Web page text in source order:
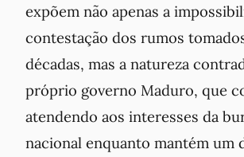
expõem não apenas a
contestação dos rumos
décadas, mas a natureza
próprio governo Maduro, que
atendendo aos interesses da
nacional enquanto mantém um